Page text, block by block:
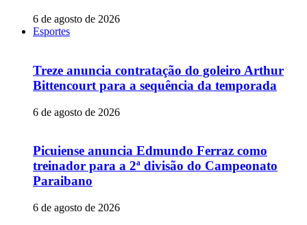
6 de agosto de 2026
Esportes
Treze anuncia contratação do goleiro Arthur
Bittencourt para a sequência da temporada
6 de agosto de 2026
Picuiense anuncia Edmundo Ferraz como
treinador para a 2ª divisão do Campeonato
Paraibano
6 de agosto de 2026